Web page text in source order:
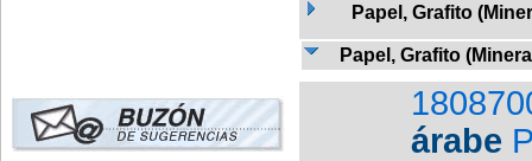
Papel, Grafito
Papel, Grafito
árabe